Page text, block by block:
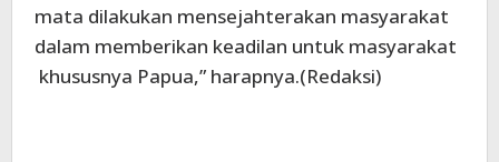
mata dilakukan mensejahterakan masyarakat
dalam memberikan keadilan untuk masyarakat
khususnya Papua,” harapnya.(Redaksi)